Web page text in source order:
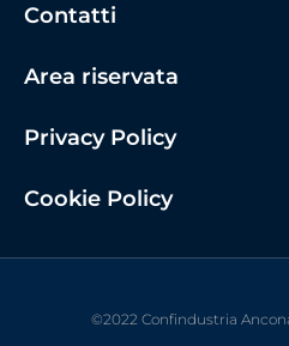
Contatti
Area riservata
Privacy Policy
Cookie Policy
©2022 Confindustria